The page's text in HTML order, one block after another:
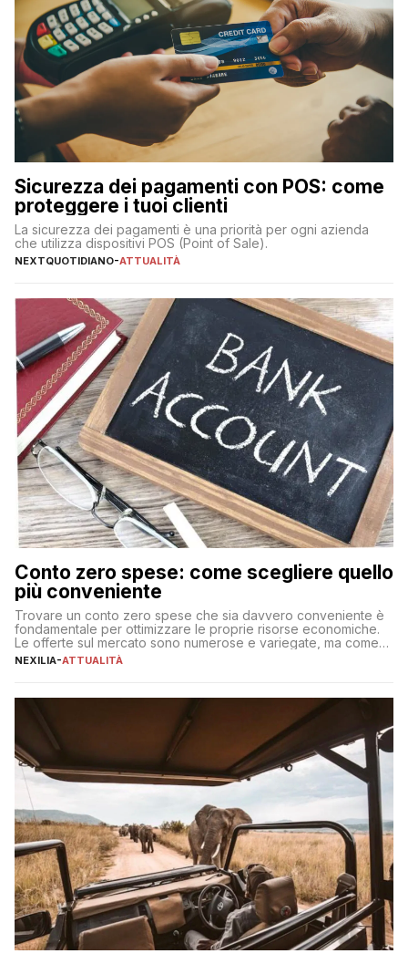
Sicurezza dei pagamenti con POS: come
proteggere i tuoi clienti
La sicurezza dei pagamenti è una priorità per ogni azienda
che utilizza dispositivi POS (Point of Sale).
NEXTQUOTIDIANO-ATTUALITÀ
Conto zero spese: come scegliere quello
più conveniente
Trovare un conto zero spese che sia davvero conveniente è
fondamentale per ottimizzare le proprie risorse economiche.
Le offerte sul mercato sono numerose e variegate, ma come
individuare quella più adatta alle proprie esigenze senza
sul […]
NEXILIA-ATTUALITÀ